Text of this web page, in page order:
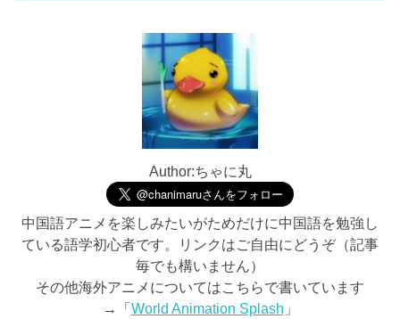
Author:ちゃに丸
中国語アニメを楽しみたいがためだけに中国語を勉強し
ている語学初心者です。リンクはご自由にどうぞ（記事
毎でも構いません）
その他海外アニメについてはこちらで書いています
→「World Animation Splash 」